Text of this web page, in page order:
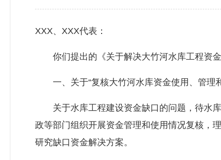
XXX、XXX代表：
你们提出的《关于解决大竹河水库工程资金
一、关于“复核大竹河水库资金使用、管理
关于水库工程建设资金缺口的问题，待水库
政等部门组织开展资金管理和使用情况复核，
研究缺口资金解决方案。